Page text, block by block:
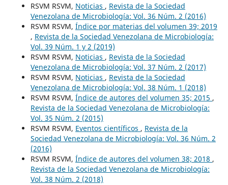
RSVM RSVM, Noticias , Revista de la Sociedad
Venezolana de Microbiología: Vol. 36 Núm. 2 (2016)
RSVM RSVM, Índice por materias del volumen 39; 2019
, Revista de la Sociedad Venezolana de Microbiología:
Vol. 39 Núm. 1 y 2 (2019)
RSVM RSVM, Noticias , Revista de la Sociedad
Venezolana de Microbiología: Vol. 37 Núm. 2 (2017)
RSVM RSVM, Noticias , Revista de la Sociedad
Venezolana de Microbiología: Vol. 38 Núm. 1 (2018)
RSVM RSVM, Índice de autores del volumen 35; 2015 ,
Revista de la Sociedad Venezolana de Microbiología:
Vol. 35 Núm. 2 (2015)
RSVM RSVM, Eventos científicos , Revista de la
Sociedad Venezolana de Microbiología: Vol. 36 Núm. 2
(2016)
RSVM RSVM, Índice de autores del volumen 38; 2018 ,
Revista de la Sociedad Venezolana de Microbiología:
Vol. 38 Núm. 2 (2018)